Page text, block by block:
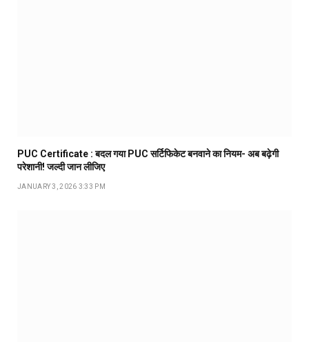
PUC Certificate : बदल गया PUC सर्टिफिकेट बनवाने का नियम- अब बढ़ेगी
परेशानी! जल्दी जान लीजिए
JANUARY 3, 2026 3:33 PM